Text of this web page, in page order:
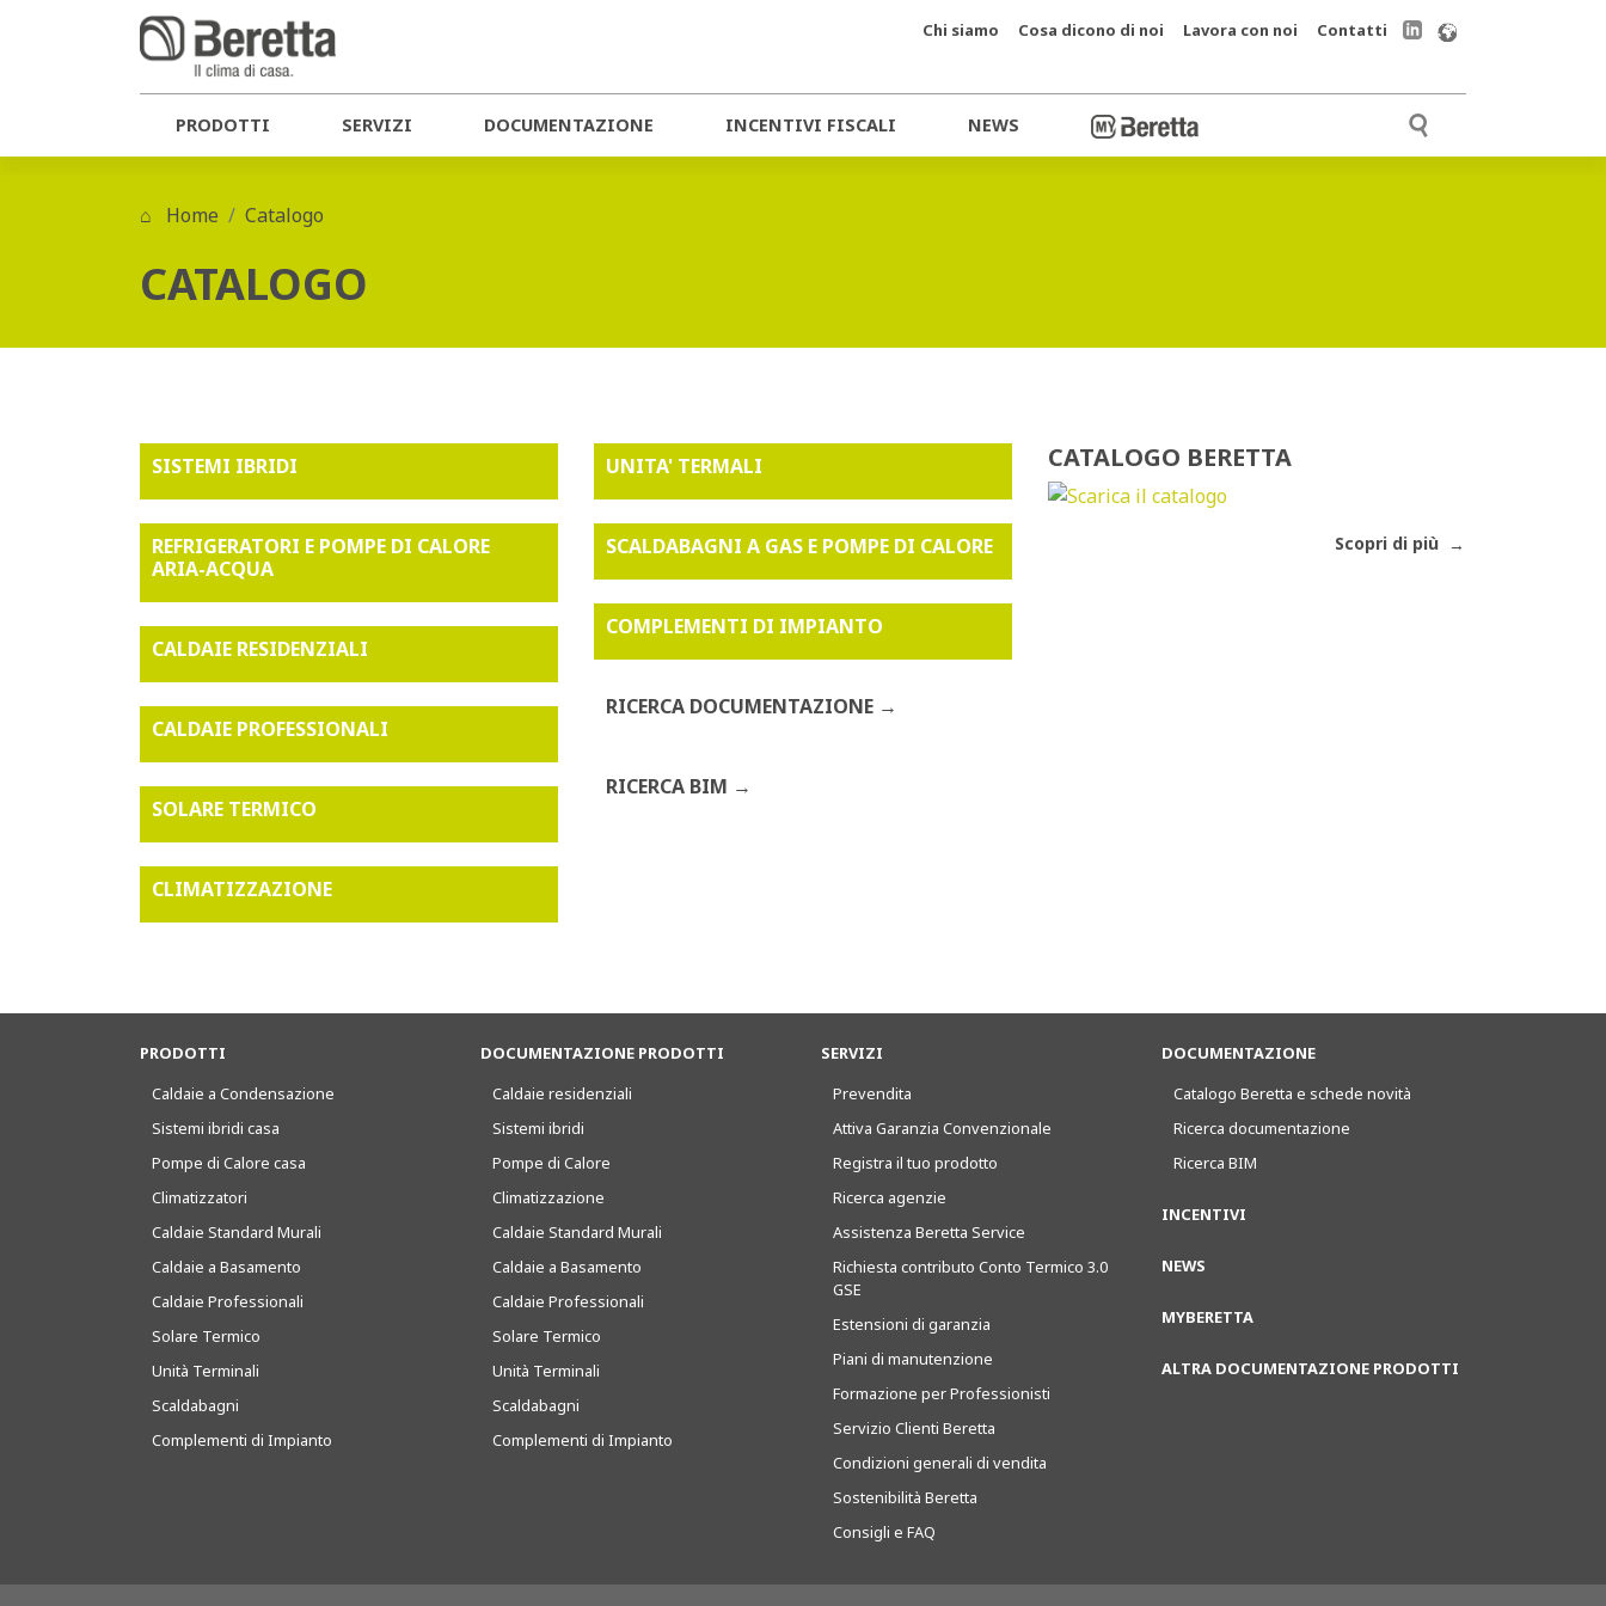
PRODOTTI SERVIZI DOCUMENTAZIONE INCENTIVI FISCALI NEWS
Chi siamo Cosa dicono di noi Lavora con noi Contatti
Home Catalogo
CATALOGO
SISTEMI IBRIDI
REFRIGERATORI E POMPE DI CALORE
ARIA-ACQUA
CALDAIE RESIDENZIALI
CALDAIE PROFESSIONALI
SOLARE TERMICO
CLIMATIZZAZIONE
UNITA' TERMALI
SCALDABAGNI A GAS E POMPE DI CALORE
COMPLEMENTI DI IMPIANTO
RICERCA DOCUMENTAZIONE
RICERCA BIM
CATALOGO BERETTA
Scopri di più
PRODOTTI
Caldaie a Condensazione
Sistemi ibridi casa
Pompe di Calore casa
Climatizzatori
Caldaie Standard Murali
Caldaie a Basamento
Caldaie Professionali
Solare Termico
Unità Terminali
Scaldabagni
Complementi di Impianto
DOCUMENTAZIONE PRODOTTI
Caldaie residenziali
Sistemi ibridi
Pompe di Calore
Climatizzazione
Caldaie Standard Murali
Caldaie a Basamento
Caldaie Professionali
Solare Termico
Unità Terminali
Scaldabagni
Complementi di Impianto
SERVIZI
Prevendita
Attiva Garanzia Convenzionale
Registra il tuo prodotto
Ricerca agenzie
Assistenza Beretta Service
Richiesta contributo Conto Termico 3.0
GSE
Estensioni di garanzia
Piani di manutenzione
Formazione per Professionisti
Servizio Clienti Beretta
Condizioni generali di vendita
Sostenibilità Beretta
Consigli e FAQ
DOCUMENTAZIONE
Catalogo Beretta e schede novità
Ricerca documentazione
Ricerca BIM
INCENTIVI
NEWS
MYBERETTA
ALTRA DOCUMENTAZIONE PRODOTTI